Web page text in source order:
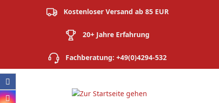
Kostenloser Versand ab 85 EUR
20+ Jahre Erfahrung
Fachberatung: +49(0)4294-532